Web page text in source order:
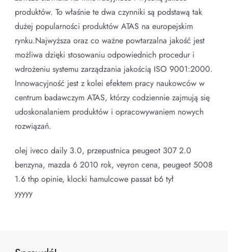
produktów. To właśnie te dwa czynniki są podstawą tak
dużej popularności produktów ATAS na europejskim
rynku.Najwyższa oraz co ważne powtarzalna jakość jest
możliwa dzięki stosowaniu odpowiednich procedur i
wdrożeniu systemu zarządzania jakością ISO 9001:2000.
Innowacyjność jest z kolei efektem pracy naukowców w
centrum badawczym ATAS, którzy codziennie zajmują się
udoskonalaniem produktów i opracowywaniem nowych
rozwiązań.
olej iveco daily 3.0, przepustnica peugeot 307 2.0
benzyna, mazda 6 2010 rok, veyron cena, peugeot 5008
1.6 thp opinie, klocki hamulcowe passat b6 tył
yyyyy